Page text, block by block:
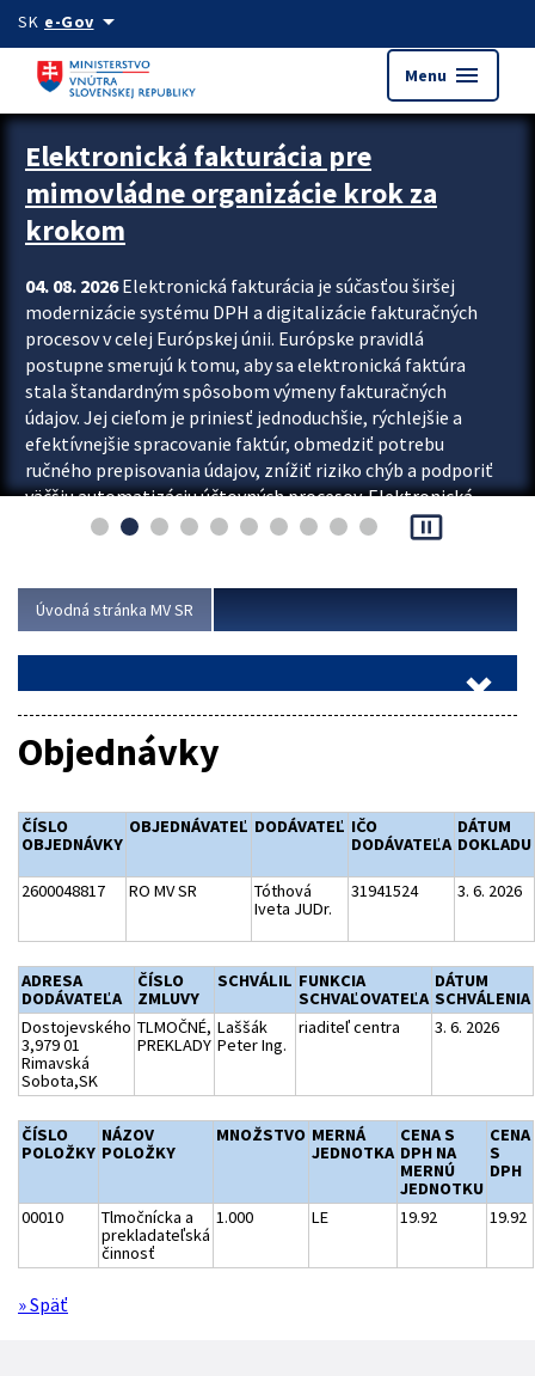
Preskocit na hlavný obsah
SK e-Govarrow_drop_down
Menu menu
Zastavit automatický posun upútavok
Elektronická fakturácia pre
mimovládne organizácie krok za
krokom
04. 08. 2026Elektronická fakturácia je súčasťou širšej
modernizácie systému DPH a digitalizácie fakturačných
procesov v celej Európskej únii. Európske pravidlá
postupne smerujú k tomu, aby sa elektronická faktúra
stala štandardným spôsobom výmeny fakturačných
údajov. Jej cieľom je priniesť jednoduchšie, rýchlejšie a
efektívnejšie spracovanie faktúr, obmedziť potrebu
ručného prepisovania údajov, znížiť riziko chýb a podporiť
väčšiu automatizáciu účtovných procesov. Elektronická
fakturácia preto nepredstavuje...
pause_presentation
Úvodná stránka MV SR
Objednávky
ČÍSLO
OBJEDNÁVKY
OBJEDNÁVATEĽ DODÁVATEĽ IČO
DODÁVATEĽA
DÁTUM
DOKLADU
2600048817 RO MV SR
Tóthová
Iveta JUDr.
31941524 3. 6. 2026
ADRESA
DODÁVATEĽA
ČÍSLO
ZMLUVY
SCHVÁLIL FUNKCIA
SCHVAĽOVATEĽA
DÁTUM
SCHVÁLENIA
Dostojevského
3,979 01
Rimavská
Sobota,SK
TLMOČNÉ,
PREKLADY
Laššák
Peter Ing.
riaditeľ centra 3. 6. 2026
ČÍSLO
POLOŽKY
NÁZOV
POLOŽKY
MNOŽSTVO MERNÁ
JEDNOTKA
CENA S
DPH NA
MERNÚ
JEDNOTKU
CENA
S
DPH
00010
Tlmočnícka a
prekladateľská
činnosť
1.000 LE 19.92 19.92
» Späť